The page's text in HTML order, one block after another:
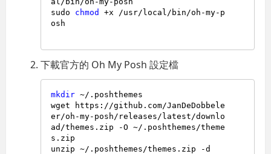
sudo chmod
+x /usr/local/bin/oh-my-p
osh
下載官方的 Oh My Posh 設定檔
mkdir ~/.poshthemes
wget https://github.com/JanDeDobbele
er/oh-my-posh/releases/latest/downlo
ad/themes.zip -O ~/.poshthemes/theme
s.zip
unzip ~/.poshthemes/themes.zip -d